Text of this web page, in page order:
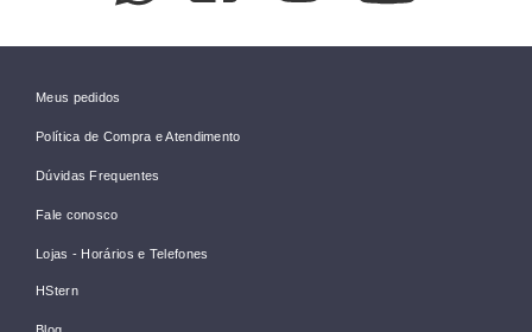
Meus pedidos
Política de Compra e Atendimento
Dúvidas Frequentes
Fale conosco
Lojas - Horários e Telefones
HStern